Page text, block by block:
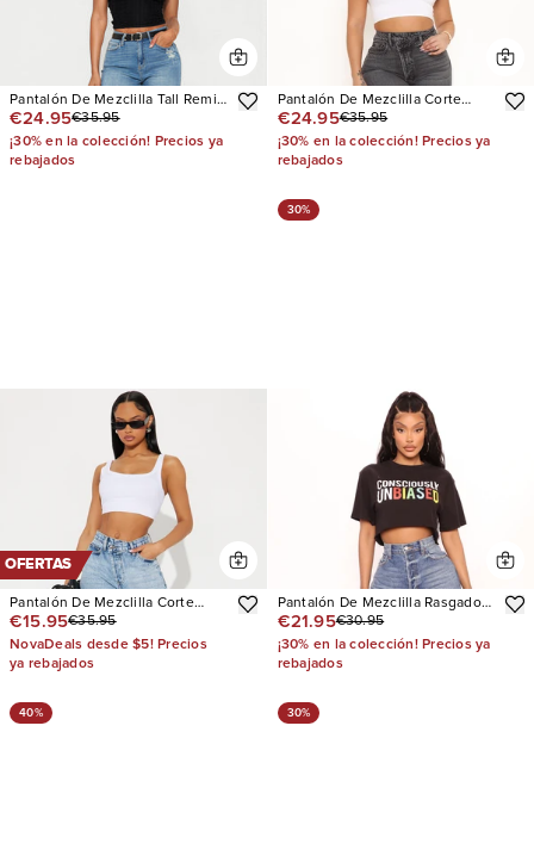
Pantalón De Mezclilla Tall Remi
Ripped Stretch Baggy
€24.95€35.95
¡30% en la colección! Precios ya
rebajados
Pantalón De Mezclilla Corte
Recto The Crossover
€24.95€35.95
¡30% en la colección! Precios ya
rebajados
OFERTAS
Pantalón De Mezclilla Corte
Recto Criss Crossed
€15.95€35.95
NovaDeals desde $5! Precios
ya rebajados
30%
Pantalón De Mezclilla Rasgado
Pierna Recta Cut Above The
Rest
€21.95€30.95
¡30% en la colección! Precios ya
rebajados
40% 30%